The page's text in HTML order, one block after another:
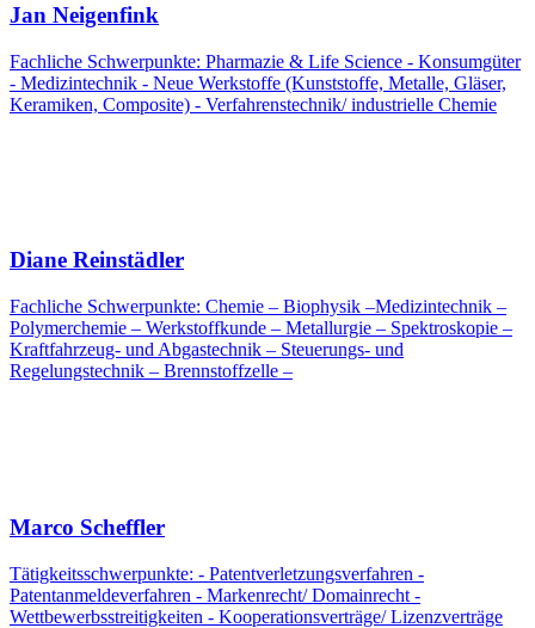
Jan Neigenfink
Fachliche Schwerpunkte: Pharmazie & Life Science - Konsumgüter
- Medizintechnik - Neue Werkstoffe (Kunststoffe, Metalle, Gläser,
Keramiken, Composite) - Verfahrenstechnik/ industrielle Chemie
Diane Reinstädler
Fachliche Schwerpunkte: Chemie – Biophysik –Medizintechnik –
Polymerchemie – Werkstoffkunde – Metallurgie – Spektroskopie –
Kraftfahrzeug- und Abgastechnik – Steuerungs- und
Regelungstechnik – Brennstoffzelle –
Marco Scheffler
Tätigkeitsschwerpunkte: - Patentverletzungsverfahren -
Patentanmeldeverfahren - Markenrecht/ Domainrecht -
Wettbewerbsstreitigkeiten - Kooperationsverträge/ Lizenzverträge